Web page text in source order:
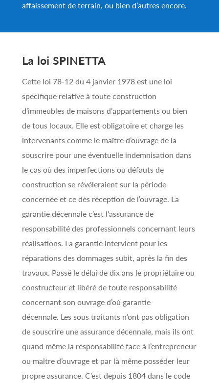
affaissement de terrain, ou bien d’autres encore.
La loi SPINETTA
Cette loi 78-12 du 4 janvier 1978 est une loi
spécifique relative à toute construction
d’immeubles de maisons d’appartements ou bien
de tous locaux. Elle est obligatoire et charge les
intervenants comme le maître d’ouvrage de la
souscrire pour une éventuelle indemnisation dans
le cas où des imperfections ou défauts de
construction se révéleraient sur la période
concernée et ce dès réception de l’ouvrage. La
garantie décennale c’est l’assurance de
responsabilité des professionnels concernant leurs
réalisations. La garantie intervient pour les
réparations des dommages subit, après la fin des
travaux. Passé le délai de dix ans le propriétaire ou
constructeur et libéré de toute responsabilité
concernant son ouvrage d’où garantie
décennale. Les sous traitants n’ont pas obligation
de souscrire une assurance décennale, mais ils ont
quand même la responsabilité face à l’entrepreneur
ou maître d’ouvrage et par là même posséder leur
propre assurance. C’est depuis 1804 dans le code